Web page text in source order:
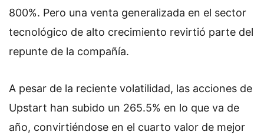
800%. Pero una venta generalizada en el sector
tecnológico de alto crecimiento revirtió parte del
repunte de la compañía.
A pesar de la reciente volatilidad, las acciones de
Upstart han subido un 265.5% en lo que va de
año, convirtiéndose en el cuarto valor de mejor